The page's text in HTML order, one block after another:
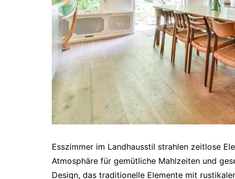
Esszimmer im Landhausstil strahlen zeitlose
Atmosphäre für gemütliche Mahlzeiten und
Design, das traditionelle Elemente mit